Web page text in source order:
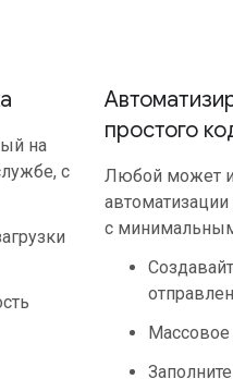
на
с
простого
Любой может
с